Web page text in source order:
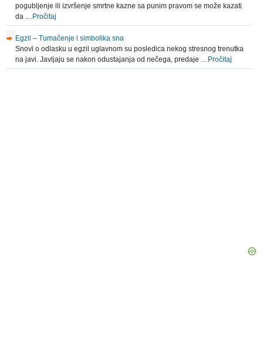
pogubljenje ili izvršenje smrtne kazne sa punim pravom se može kazati
da …Pročitaj
Egzil – Tumačenje i simbolika sna
Snovi o odlasku u egzil uglavnom su posledica nekog stresnog trenutka
na javi. Javljaju se nakon odustajanja od nečega, predaje …Pročitaj